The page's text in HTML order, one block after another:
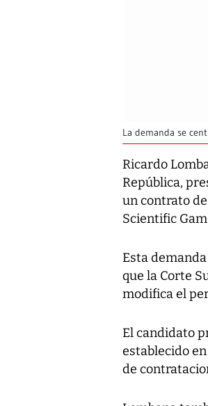
La demanda se
Ricardo
República,
un contrato
Scientific
Esta
que la Corte
modifica el
El candidato
establecido
de